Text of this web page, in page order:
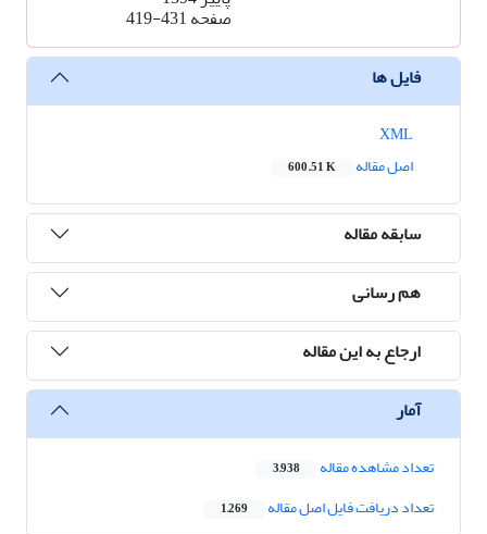
صفحه419-431
فایل ها
اصل مقاله
600.51 K
سابقه مقاله
هم رسانی
ارجاع به این مقاله
آمار
تعداد مشاهده مقاله 3,938
تعداد دریافت فایل اصل مقاله 1,269